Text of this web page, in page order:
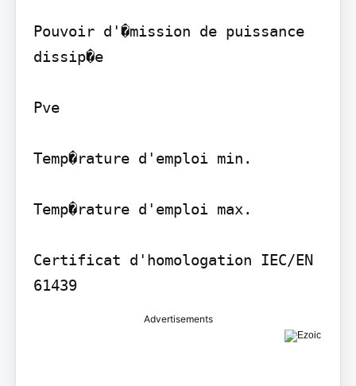
Pouvoir d'�mission de puissance
dissip�e
Pve
Temp�rature d'emploi min.
Temp�rature d'emploi max.
Certificat d'homologation IEC/EN
61439
Advertisements